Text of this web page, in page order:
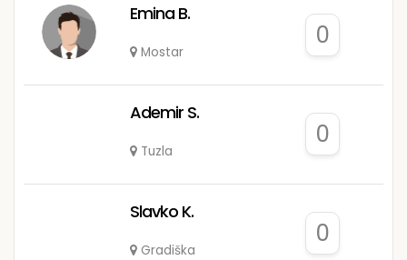
Emina B.
Mostar
0
Ademir S.
Tuzla
0
Slavko K.
Gradiška
0